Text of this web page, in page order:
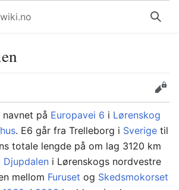
Søk
Rediger
navnet på Europavei 6 i Lørenskog
. E6 går fra Trelleborg i Sverige til
totale lengde på om lag 3120 km
Djupdalen i Lørenskogs nordvestre
mellom Furuset og Skedsmokorset